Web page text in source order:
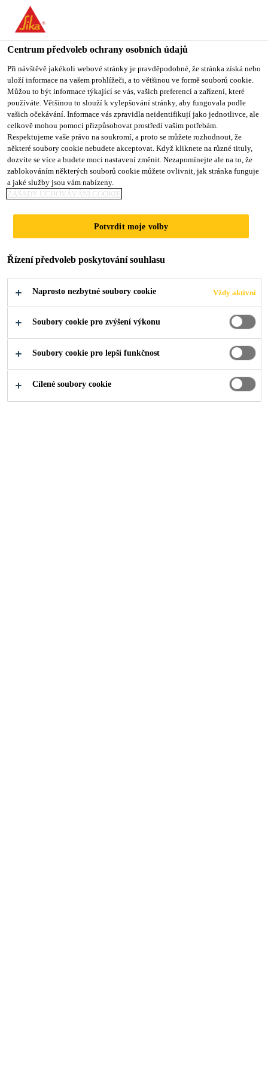
You are accessing "Sika CZ", it seems you are accessing it from
"Spojené státy". We have a dedicated website for your country.
TO SIKA
USA
STAY ON SIKA
CZ
STÁT
Sika CZ
CHLADNIČKY
Industry ... Chladničky
Centrum předvoleb ochrany osobních údajů
Při návštěvě jakékoli webové stránky je pravděpodobné, že stránka získá nebo
uloží informace na vašem prohlížeči, a to většinou ve formě souborů cookie.
Můžou to být informace týkající se vás, vašich preferencí a zařízení, které
používáte. Většinou to slouží k vylepšování stránky, aby fungovala podle
vašich očekávání. Informace vás zpravidla neidentifikují jako jednotlivce, ale
celkově mohou pomoci přizpůsobovat prostředí vašim potřebám.
Respektujeme vaše právo na soukromí, a proto se můžete rozhodnout, že
některé soubory cookie nebudete akceptovat. Když kliknete na různé tituly,
dozvíte se více a budete moci nastavení změnit. Nezapomínejte ale na to, že
zablokováním některých souborů cookie můžete ovlivnit, jak stránka funguje
a jaké služby jsou vám nabízeny.
ZÁSADY UCHOVÁVÁNÍ COOKIE
Potvrdit moje volby
Řízení předvoleb poskytování souhlasu
Naprosto nezbytné soubory cookie Vždy aktivní
Soubory cookie pro zvýšení výkonu
Soubory cookie pro lepší funkčnost
Cílené soubory cookie